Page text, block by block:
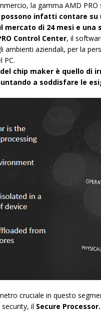
la gamma AMD
infatti contare su
di 24 mesi e una
Control Center, il
aziendali, per la
PC.
chip maker è quello di
a soddisfare le
cruciale in questo
il Secure Processor.